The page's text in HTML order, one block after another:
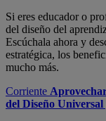
Si eres educador o
del diseño del
Escúchala ahora y
estratégica, los
mucho más.
Corriente
del Diseño